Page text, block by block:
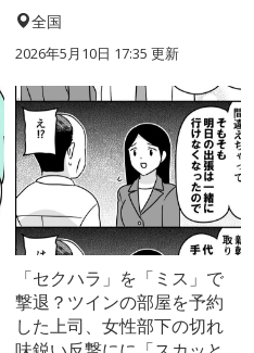
全国
2026年5月10日 17:35 更新
「セクハラ」を「ミス」で
撃退？ツインの部屋を予約
した上司、女性部下の切れ